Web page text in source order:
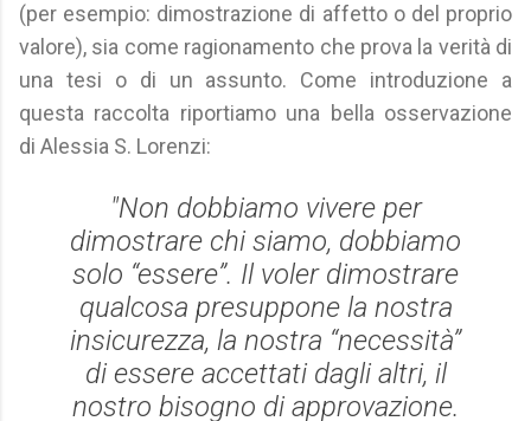
(per esempio: dimostrazione di affetto o del proprio
valore), sia come ragionamento che prova la verità di
una tesi o di un assunto. Come introduzione a
questa raccolta riportiamo una bella osservazione
di Alessia S. Lorenzi:
"Non dobbiamo vivere per
dimostrare chi siamo, dobbiamo
solo “essere”. Il voler dimostrare
qualcosa presuppone la nostra
insicurezza, la nostra “necessità”
di essere accettati dagli altri, il
nostro bisogno di approvazione.